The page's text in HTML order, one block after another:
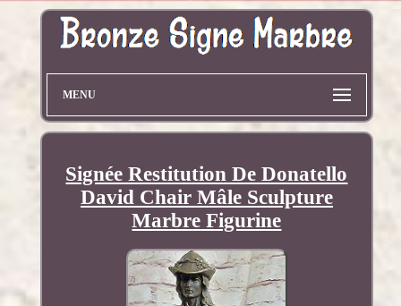
MENU
Signée Restitution De Donatello
David Chair Mâle Sculpture
Marbre Figurine